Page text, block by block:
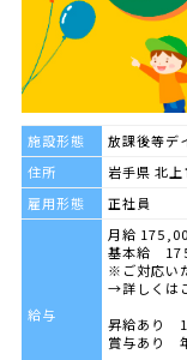
施設形態
放課後等デ
住所
岩手県 北
雇用形態
正社員
給与
月給
基本給
※ご対応い
→詳しくは
昇給あり 1
賞与あり